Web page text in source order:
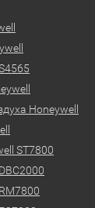
Honeywell
ST7800